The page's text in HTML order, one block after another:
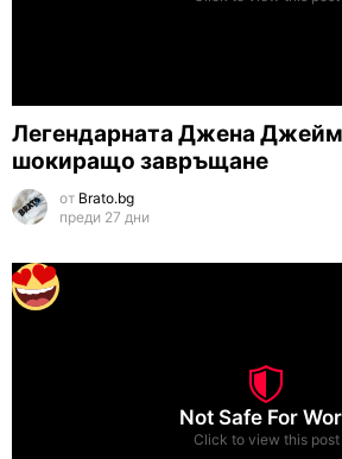
Легендарната Джена
шокиращо завръщане
от Brato.bg
преди 27 дни
Not Safe For
Click to view this post